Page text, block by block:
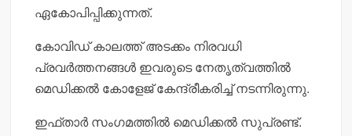
ഏകോപിപ്പിക്കുന്നത്.
കോവിഡ് കാലത്ത് അടക്കം നിരവധി
പ്രവര്‍ത്തനങ്ങള്‍ ഇവരുടെ നേതൃത്വത്തില്‍
മെഡിക്കല്‍ കോളേജ് കേന്ദ്രീകരിച്ച് നടന്നിരുന്നു.
ഇഫ്താര്‍ സംഗമത്തില്‍ മെഡിക്കല്‍ സുപ്രണ്ട്.